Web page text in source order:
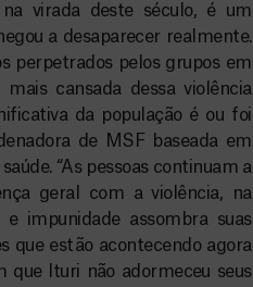
virada deste século, é um
a desaparecer realmente.
perpetrados pelos grupos em
cansada dessa violência
da população é ou foi
de MSF baseada em
“As pessoas continuam a
geral com a violência, na
impunidade assombra suas
que estão acontecendo agora
que Ituri não adormeceu seus